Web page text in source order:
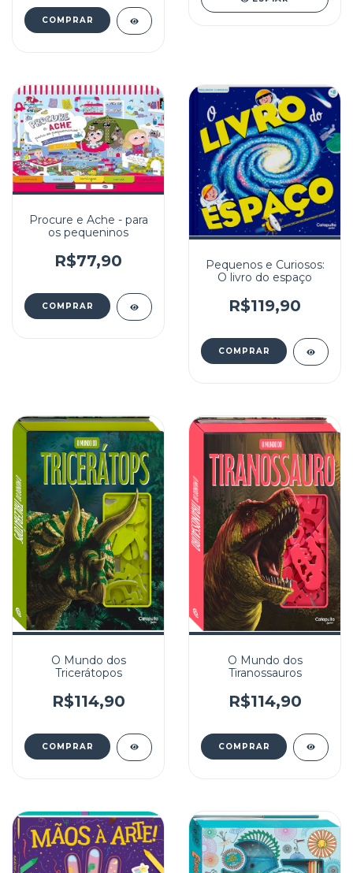
Procure e Ache - para
os pequeninos
R$77,90
Pequenos e Curiosos:
O livro do espaço
R$119,90
O Mundo dos
Tricerátopos
R$114,90
O Mundo dos
Tiranossauros
R$114,90